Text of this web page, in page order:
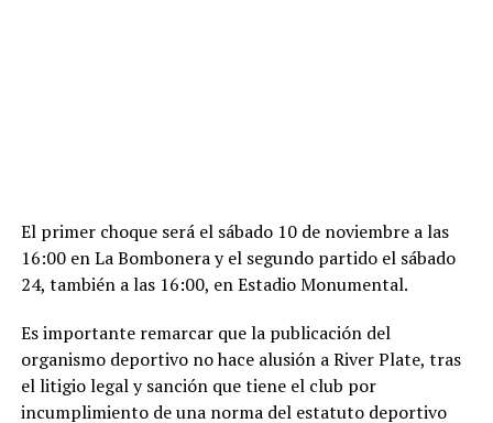
El primer choque será el sábado 10 de noviembre a las
16:00 en La Bombonera y el segundo partido el sábado
24, también a las 16:00, en Estadio Monumental.
Es importante remarcar que la publicación del
organismo deportivo no hace alusión a River Plate, tras
el litigio legal y sanción que tiene el club por
incumplimiento de una norma del estatuto deportivo